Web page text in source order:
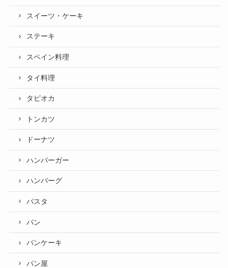
スイーツ・ケーキ
ステーキ
スペイン料理
タイ料理
タピオカ
トンカツ
ドーナツ
ハンバーガー
ハンバーグ
パスタ
パン
パンケーキ
パン屋